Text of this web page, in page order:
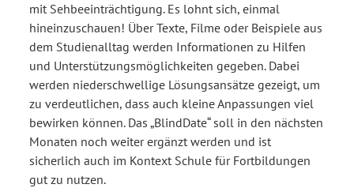
mit Sehbeeinträchtigung. Es lohnt sich, einmal
hineinzuschauen! Über Texte, Filme oder Beispiele aus
dem Studienalltag werden Informationen zu Hilfen
und Unterstützungsmöglichkeiten gegeben. Dabei
werden niederschwellige Lösungsansätze gezeigt, um
zu verdeutlichen, dass auch kleine Anpassungen viel
bewirken können. Das „BlindDate“ soll in den nächsten
Monaten noch weiter ergänzt werden und ist
sicherlich auch im Kontext Schule für Fortbildungen
gut zu nutzen.